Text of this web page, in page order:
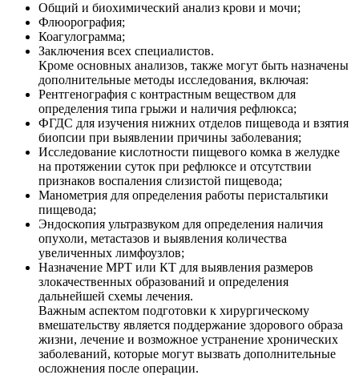
Общий и биохимический анализ крови и мочи;
Флюорография;
Коагулограмма;
Заключения всех специалистов.
Кроме основных анализов, также могут быть назначены
дополнительные методы исследования, включая:
Рентгенография с контрастным веществом для
определения типа грыжи и наличия рефлюкса;
ФГДС для изучения нижних отделов пищевода и взятия
биопсии при выявлении причины заболевания;
Исследование кислотности пищевого комка в желудке
на протяжении суток при рефлюксе и отсутствии
признаков воспаления слизистой пищевода;
Манометрия для определения работы перистальтики
пищевода;
Эндоскопия ультразвуком для определения наличия
опухоли, метастазов и выявления количества
увеличенных лимфоузлов;
Назначение МРТ или КТ для выявления размеров
злокачественных образований и определения
дальнейшей схемы лечения.
Важным аспектом подготовки к хирургическому
вмешательству является поддержание здорового образа
жизни, лечение и возможное устранение хронических
заболеваний, которые могут вызвать дополнительные
осложнения после операции.